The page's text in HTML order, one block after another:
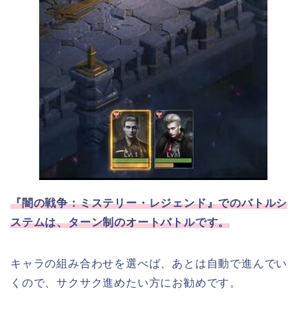
『闇の戦争：ミステリー・レジェンド』でのバトルシ
ステムは、ターン制のオートバトルです。
キャラの組み合わせを選べば、あとは自動で進んでい
くので、サクサク進めたい方にお勧めです。